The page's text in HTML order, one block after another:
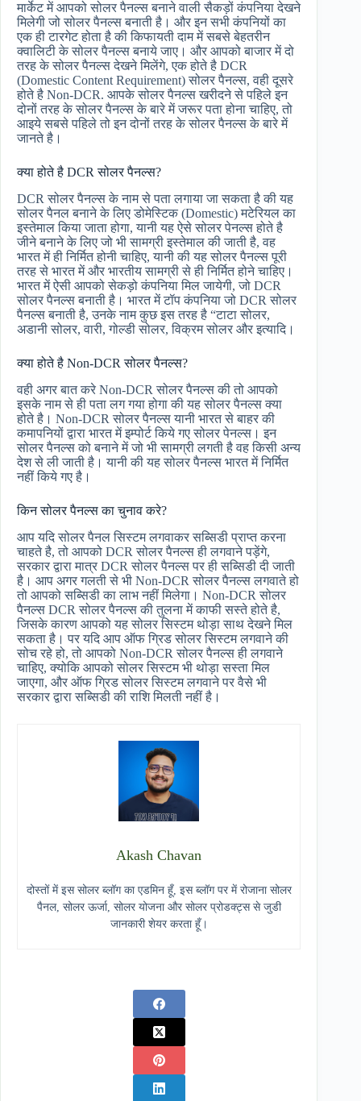
मार्केट में आपको सोलर पैनल्स बनाने वाली सैकड़ों कंपनिया देखने
मिलेगी जो सोलर पैनल्स बनाती है। और इन सभी कंपनियों का
एक ही टारगेट होता है की किफायती दाम में सबसे बेहतरीन
क्वालिटी के सोलर पैनल्स बनाये जाए। और आपको बाजार में दो
तरह के सोलर पैनल्स देखने मिलेंगे, एक होते है DCR
(Domestic Content Requirement) सोलर पैनल्स, वही दूसरे
होते है Non-DCR. आपके सोलर पैनल्स खरीदने से पहिले इन
दोनों तरह के सोलर पैनल्स के बारे में जरूर पता होना चाहिए, तो
आइये सबसे पहिले तो इन दोनों तरह के सोलर पैनल्स के बारे में
जानते है।
क्या होते है DCR सोलर पैनल्स?
DCR सोलर पैनल्स के नाम से पता लगाया जा सकता है की यह
सोलर पैनल बनाने के लिए डोमेस्टिक (Domestic) मटेरियल का
इस्तेमाल किया जाता होगा, यानी यह ऐसे सोलर पेनल्स होते है
जीने बनाने के लिए जो भी सामग्री इस्तेमाल की जाती है, वह
भारत में ही निर्मित होनी चाहिए, यानी की यह सोलर पैनल्स पूरी
तरह से भारत में और भारतीय सामग्री से ही निर्मित होने चाहिए।
भारत में ऐसी आपको सेकड़ो कंपनिया मिल जायेगी, जो DCR
सोलर पैनल्स बनाती है। भारत में टॉप कंपनिया जो DCR सोलर
पैनल्स बनाती है, उनके नाम कुछ इस तरह है “टाटा सोलर,
अडानी सोलर, वारी, गोल्डी सोलर, विक्रम सोलर और इत्यादि।
क्या होते है Non-DCR सोलर पैनल्स?
वही अगर बात करे Non-DCR सोलर पैनल्स की तो आपको
इसके नाम से ही पता लग गया होगा की यह सोलर पैनल्स क्या
होते है। Non-DCR सोलर पैनल्स यानी भारत से बाहर की
कमापनियों द्वारा भारत में इम्पोर्ट किये गए सोलर पेनल्स। इन
सोलर पैनल्स को बनाने में जो भी सामग्री लगती है वह किसी अन्य
देश से ली जाती है। यानी की यह सोलर पैनल्स भारत में निर्मित
नहीं किये गए है।
किन सोलर पैनल्स का चुनाव करे?
आप यदि सोलर पैनल सिस्टम लगवाकर सब्सिडी प्राप्त करना
चाहते है, तो आपको DCR सोलर पैनल्स ही लगवाने पड़ेंगे,
सरकार द्वारा मात्र DCR सोलर पैनल्स पर ही सब्सिडी दी जाती
है। आप अगर गलती से भी Non-DCR सोलर पैनल्स लगवाते हो
तो आपको सब्सिडी का लाभ नहीं मिलेगा। Non-DCR सोलर
पैनल्स DCR सोलर पैनल्स की तुलना में काफी सस्ते होते है,
जिसके कारण आपको यह सोलर सिस्टम थोड़ा साथ देखने मिल
सकता है। पर यदि आप ऑफ ग्रिड सोलर सिस्टम लगवाने की
सोच रहे हो, तो आपको Non-DCR सोलर पैनल्स ही लगवाने
चाहिए, क्योकि आपको सोलर सिस्टम भी थोड़ा सस्ता मिल
जाएगा, और ऑफ ग्रिड सोलर सिस्टम लगवाने पर वैसे भी
सरकार द्वारा सब्सिडी की राशि मिलती नहीं है।
Akash Chavan
दोस्तों में इस सोलर ब्लॉग का एडमिन हूँ, इस ब्लॉग पर में रोजाना सोलर
पैनल, सोलर ऊर्जा, सोलर योजना और सोलर प्रोडक्ट्स से जुडी
जानकारी शेयर करता हूँ।